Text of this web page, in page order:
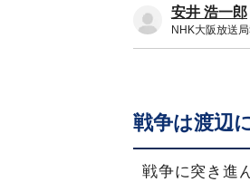
安井 浩一郎
NHK大阪放送
戦争は渡辺
戦争に突き進